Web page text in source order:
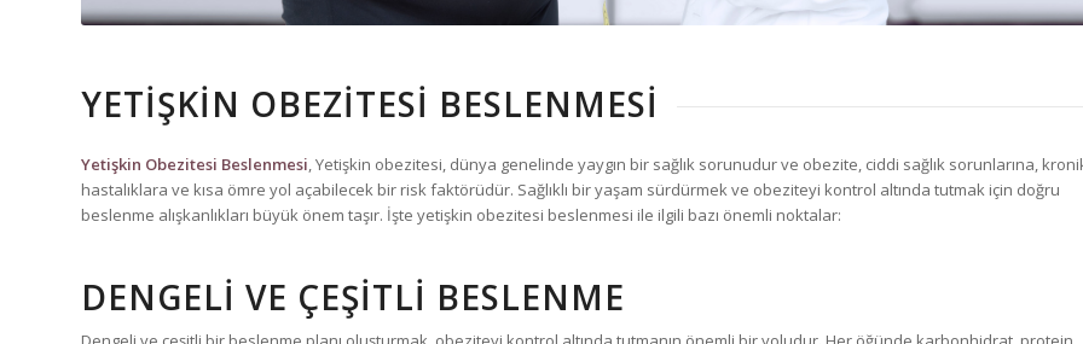
YETIŞKIN OBEZITESI BESLENMESI
Yetişkin Obezitesi Beslenmesi , Yetişkin obezitesi, dünya genelinde yaygın bir sağlık sorunudur ve obezite, ciddi sağlık sorunlarına,
hastalıklara ve kısa ömre yol açabilecek bir risk faktörüdür. Sağlıklı bir yaşam sürdürmek ve obeziteyi kontrol altında tutmak için doğru
beslenme alışkanlıkları büyük önem taşır. İşte yetişkin obezitesi beslenmesi ile ilgili bazı önemli noktalar:
DENGELI VE ÇEŞITLI BESLENME